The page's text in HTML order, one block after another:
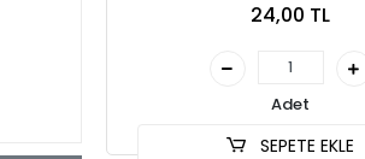
24,00 TL
Adet
SEPETE EKLE